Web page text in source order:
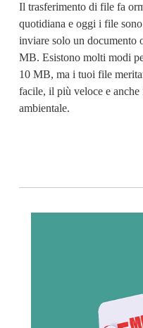
Il trasferimento di file fa
quotidiana e oggi i file
inviare solo un documento
MB. Esistono molti modi
10 MB, ma i tuoi file
facile, il più veloce e
ambientale.